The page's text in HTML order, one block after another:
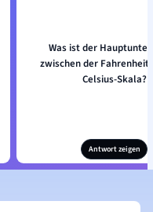
Was ist der
zwischen der
Celsius-Skala?
Antwort zeigen